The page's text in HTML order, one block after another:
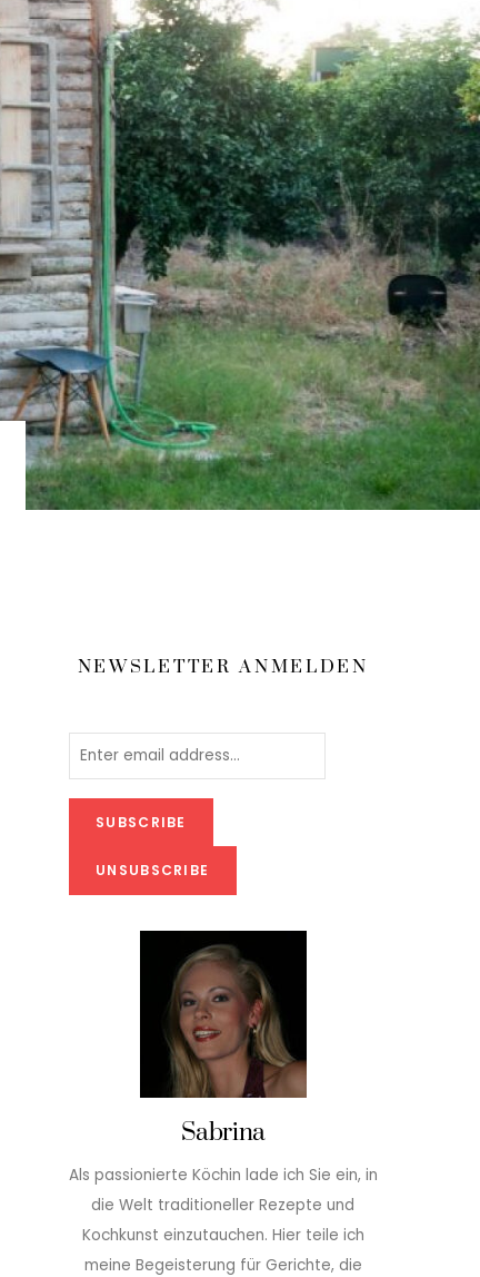
NEWSLETTER ANMELDEN
Sabrina
Als passionierte Köchin lade ich Sie ein, in
die Welt traditioneller Rezepte und
Kochkunst einzutauchen. Hier teile ich
meine Begeisterung für Gerichte, die